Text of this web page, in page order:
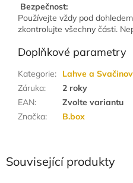
Související produkty
Bezpečnost:
Používejte vždy pod
zkontrolujte všechny části.
Doplňkové parametry
Kategorie:
Lahve a
Záruka:
2 roky
EAN:
Zvolte variantu
Značka: B.box